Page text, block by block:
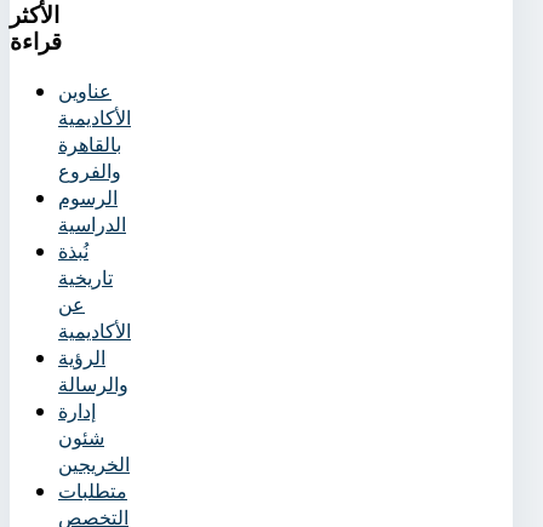
الأكثر
قراءة
عناوين
الأكاديمية
بالقاهرة
والفروع
الرسوم
الدراسية
نُبذة
تاريخية
عن
الأكاديمية
الرؤية
والرسالة
إدارة
شئون
الخريجين
متطلبات
التخصص